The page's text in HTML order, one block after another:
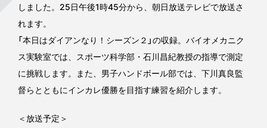
しました。25日午後1時45分から、朝日放送テレビで放送さ
れます。
「本日はダイアンなり！シーズン２」の収録。バイオメカニク
ス実験室では、スポーツ科学部・石川昌紀教授の指導で測定
に挑戦します。また、男子ハンドボール部では、下川真良監
督らとともにインカレ優勝を目指す練習を紹介します。
＜放送予定＞